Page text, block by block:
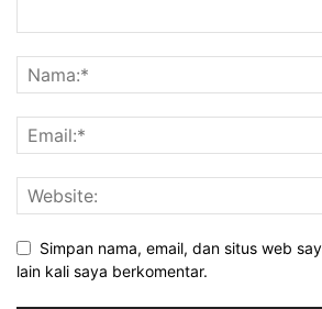
Simpan nama, email, dan situs web
lain kali saya berkomentar.